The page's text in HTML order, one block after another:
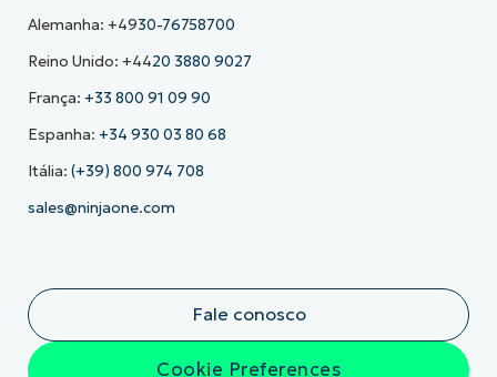
Alemanha: +4930-76758700
Reino Unido: +4420 3880 9027
França: +33 800 91 09 90
Espanha: +34 930 03 80 68
Itália: (+39) 800 974 708
sales@ninjaone.com
Fale conosco
Cookie Preferences